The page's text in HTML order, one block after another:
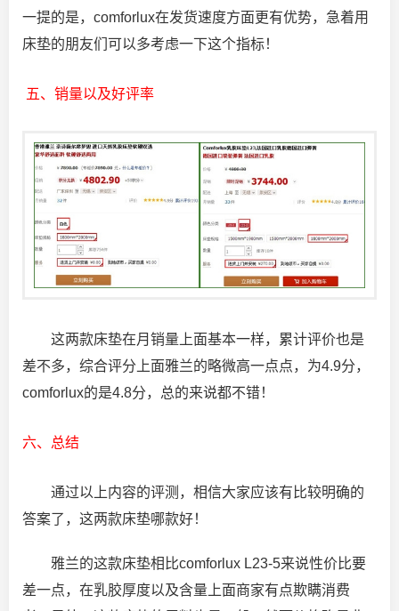
一提的是，comforlux在发货速度方面更有优势，急着用
床垫的朋友们可以多考虑一下这个指标！
五、销量以及好评率
这两款床垫在月销量上面基本一样，累计评价也是
差不多，综合评分上面雅兰的略微高一点点，为4.9分，
comforlux的是4.8分，总的来说都不错！
六、总结
通过以上内容的评测，相信大家应该有比较明确的
答案了，这两款床垫哪款好！
雅兰的这款床垫相比comforlux L23-5来说性价比要
差一点，在乳胶厚度以及含量上面商家有点欺瞒消费